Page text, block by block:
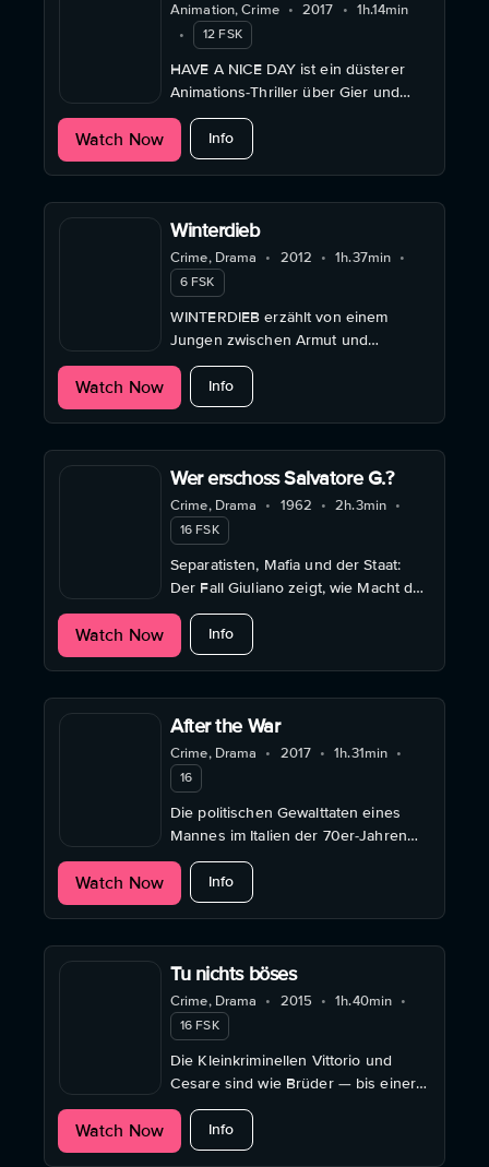
Animation, Crime • 2017 • 1h.14min
•
12 FSK
HAVE A NICE DAY ist ein düsterer
Animations-Thriller über Gier und
Zufall, in dem eine gestohlene
Tasche Außenseiter ins urbane
Verderben zieht.
Watch Now Infoabout Have a Nice Day
Winterdieb
Crime, Drama • 2012 • 1h.37min •
6 FSK
WINTERDIEB erzählt von einem
Jungen zwischen Armut und
Überleben – ein präzises
Sozialdrama über Abhängigkeit,
Verantwortung und fragile
Watch Now Infoabout Winterdieb
Wer erschoss Salvatore G.?
Crime, Drama • 1962 • 2h.3min •
16 FSK
Separatisten, Mafia und der Staat:
Der Fall Giuliano zeigt, wie Macht das
Recht beugt – und wie Schweigen
über Leichen geht.
Watch Now Infoabout Wer erschoss Salvatore G.?
After the War
Crime, Drama • 2017 • 1h.31min •
16
Die politischen Gewalttaten eines
Mannes im Italien der 70er-Jahren
fallen Jahrzehnte später auf seine
Familie zurück.
Watch Now Infoabout After the War
Tu nichts böses
Crime, Drama • 2015 • 1h.40min •
16 FSK
Die Kleinkriminellen Vittorio und
Cesare sind wie Brüder — bis einer
der beiden eine Vision hat und sein
Leben ändern will.
Watch Now Infoabout Tu nichts böses